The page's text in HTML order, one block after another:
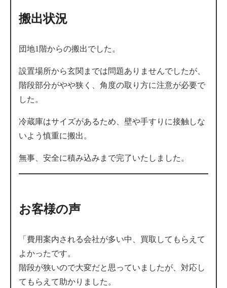
搬出状況
団地1階からの搬出でした。
設置場所から玄関までは問題ありませんでしたが、
階段部分がやや狭く、角度の取り方に注意が必要で
した。
冷蔵庫はサイズがあるため、壁や手すりに接触しな
いよう慎重に搬出。
無事、安全に積み込みまで完了いたしました。
お客様の声
「費用案内される会社が多い中、買取してもらえて
よかったです。
階段が狭いので大変だと思っていましたが、対応し
てもらえて助かりました。